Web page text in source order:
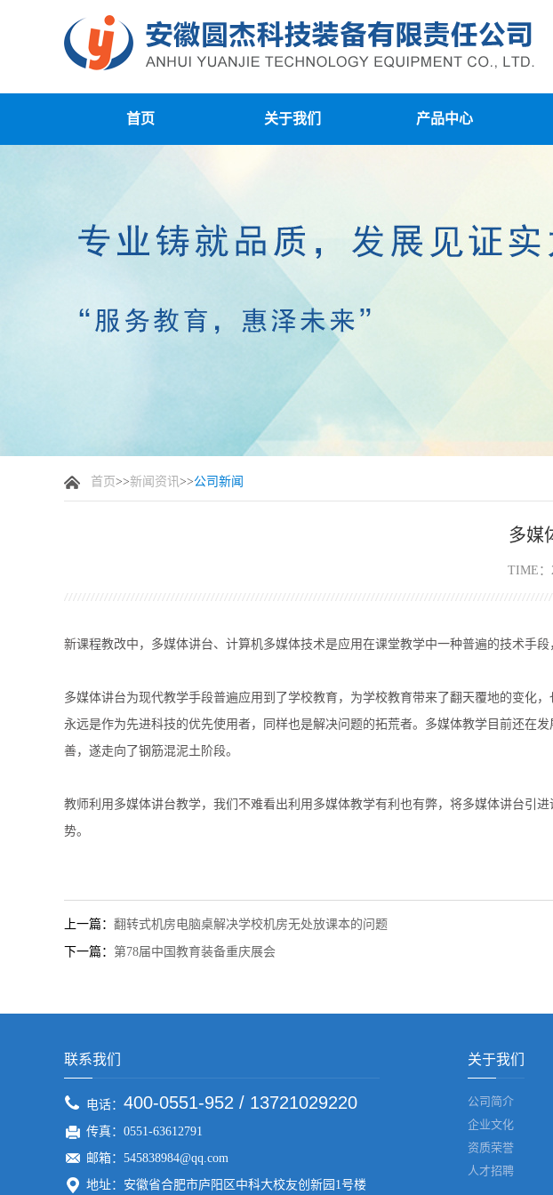
首页 关于我们 产品中心
首页>>新闻资讯>>公司新闻
多媒
TIME：
新课程教改中，多媒体讲台、计算机多媒体技术是应用在课堂教学中一种普遍的技术手
多媒体讲台为现代教学手段普遍应用到了学校教育，为学校教育带来了翻天覆地的变化
永远是作为先进科技的优先使用者，同样也是解决问题的拓荒者。多媒体教学目前还在
善，遂走向了钢筋混泥土阶段。
教师利用多媒体讲台教学，我们不难看出利用多媒体教学有利也有弊，将多媒体讲台引
势。
上一篇： 翻转式机房电脑桌解决学校机房无处放课本的问题
下一篇： 第78届中国教育装备重庆展会
联系我们
电话： 400-0551-952 / 13721029220
传真：0551-63612791
邮箱：545838984@qq.com
地址：安徽省合肥市庐阳区中科大校友创新园1号楼
关于我们
公司简介
企业文化
资质荣誉
人才招聘